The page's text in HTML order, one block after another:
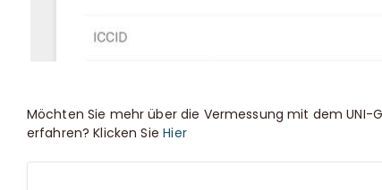
Möchten Sie mehr über die Vermessung mit dem UNI-
erfahren? Klicken SieHier